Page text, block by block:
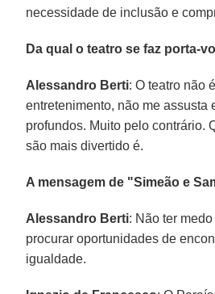
necessidade de inclusão e
Da qual o teatro se faz porta-
Alessandro Berti: O teatro não
entretenimento, não me assusta
profundos. Muito pelo contrário.
são mais divertido é.
A mensagem de "Simeão e
Alessandro Berti: Não ter
procurar oportunidades de
igualdade.